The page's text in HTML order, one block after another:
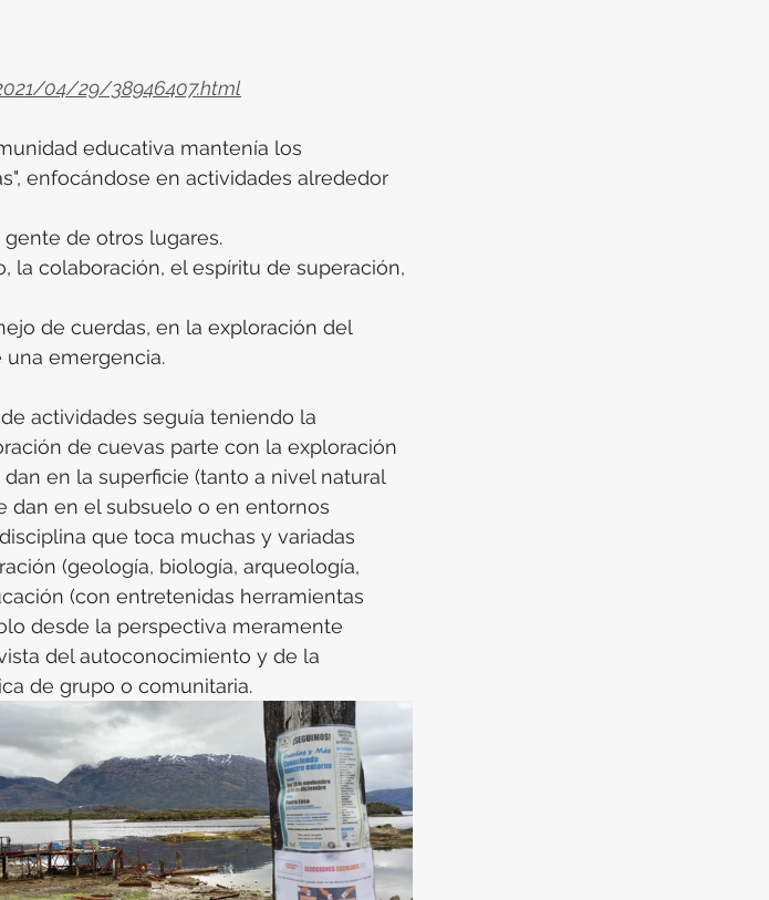
04/29/38946407.html
educativa mantenía los
enfocándose en actividades alrededor
de otros lugares.
la colaboración, el espíritu de superación,
de cuerdas, en la exploración del
emergencia.
actividades seguía teniendo la
de cuevas parte con la exploración
en la superficie (tanto a nivel natural
dan en el subsuelo o en entornos
que toca muchas y variadas
(geología, biología, arqueología,
(con entretenidas herramientas
desde la perspectiva meramente
del autoconocimiento y de la
de grupo o comunitaria.